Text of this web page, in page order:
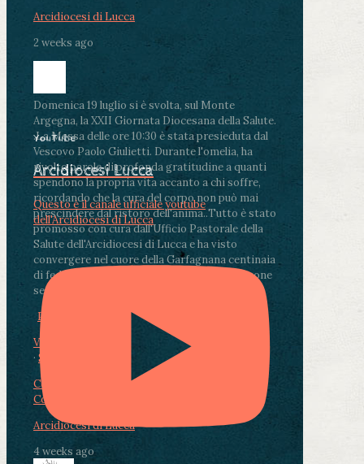
Arcidiocesi di Lucca
2 weeks ago
Domenica 19 luglio si è svolta, sul Monte
Argegna, la XXII Giornata Diocesana della Salute.
.La Messa delle ore 10:30 è stata presieduta dal
Vescovo Paolo Giulietti. Durante l'omelia, ha
rivolto parole di profonda gratitudine a quanti
spendono la propria vita accanto a chi soffre,
ricordando che la cura del corpo non può mai
prescindere dal ristoro dell'anima..Tutto è stato
promosso con cura dall'Ufficio Pastorale della
Salute dell'Arcidiocesi di Lucca e ha visto
convergere nel cuore della Garfagnana centinaia
di fedeli, operatori sanitari, volontari e persone
segnate dalla malattia.
Photo
View on Facebook
· Share
Condividi su Facebook
Condividi su LinkedIn
Arcidiocesi di Lucca
4 weeks ago
YouTube
Arcidiocesi Lucca
Questo è il canale ufficiale youtube
dell'Arcidiocesi di Lucca